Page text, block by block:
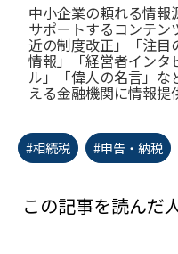
中小企業の頼れる情報
サポートするコンテ
近の制度改正」「注目
情報」「経営者インタ
ル」「偉人の名言」
える金融機関に情報提
#相続税 #申告・納税
この記事を読んだ